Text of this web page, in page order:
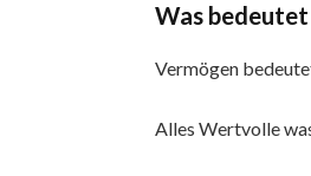
Was
Vermögen
Alles Wertvolle